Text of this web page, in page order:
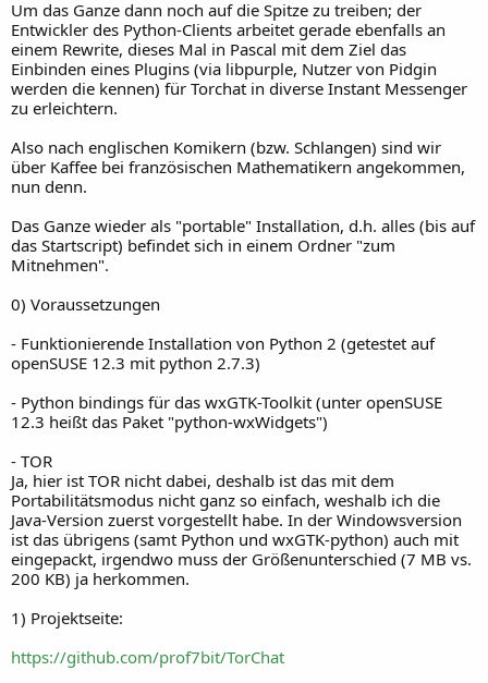
Um das Ganze dann noch auf die Spitze zu treiben; der
Entwickler des Python-Clients arbeitet gerade ebenfalls an
einem Rewrite, dieses Mal in Pascal mit dem Ziel das
Einbinden eines Plugins (via libpurple, Nutzer von Pidgin
werden die kennen) für Torchat in diverse Instant Messenger
zu erleichtern.
Also nach englischen Komikern (bzw. Schlangen) sind wir
über Kaffee bei französischen Mathematikern angekommen,
nun denn.
Das Ganze wieder als "portable" Installation, d.h. alles (bis auf
das Startscript) befindet sich in einem Ordner "zum
Mitnehmen".
0) Voraussetzungen
- Funktionierende Installation von Python 2 (getestet auf
openSUSE 12.3 mit python 2.7.3)
- Python bindings für das wxGTK-Toolkit (unter openSUSE
12.3 heißt das Paket "python-wxWidgets")
- TOR
Ja, hier ist TOR nicht dabei, deshalb ist das mit dem
Portabilitätsmodus nicht ganz so einfach, weshalb ich die
Java-Version zuerst vorgestellt habe. In der Windowsversion
ist das übrigens (samt Python und wxGTK-python) auch mit
eingepackt, irgendwo muss der Größenunterschied (7 MB vs.
200 KB) ja herkommen.
1) Projektseite:
https://github.com/prof7bit/TorChat